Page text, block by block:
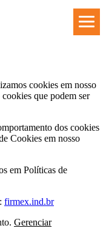
cookies em nosso
que podem ser
dos cookies
Cookies em nosso
em Políticas de
firmex.ind.br
Gerenciar